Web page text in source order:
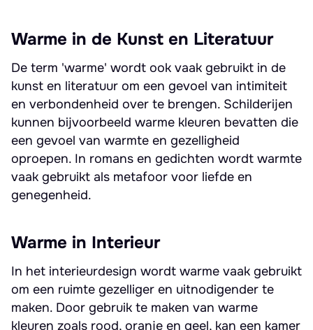
Warme in de Kunst en Literatuur
De term 'warme' wordt ook vaak gebruikt in de
kunst en literatuur om een gevoel van intimiteit
en verbondenheid over te brengen. Schilderijen
kunnen bijvoorbeeld warme kleuren bevatten die
een gevoel van warmte en gezelligheid
oproepen. In romans en gedichten wordt warmte
vaak gebruikt als metafoor voor liefde en
genegenheid.
Warme in Interieur
In het interieurdesign wordt warme vaak gebruikt
om een ruimte gezelliger en uitnodigender te
maken. Door gebruik te maken van warme
kleuren zoals rood, oranje en geel, kan een kamer